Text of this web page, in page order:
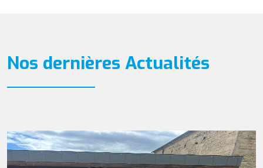
Nos dernières Actualités